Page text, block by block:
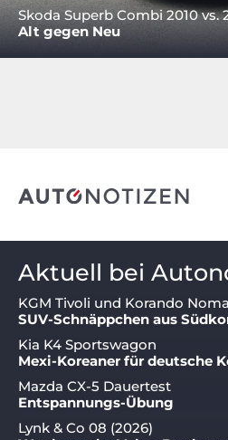
Skoda Superb Combi 2010 vs.
Alt gegen Neu
Aktuell bei
KGM Tivoli und Korando
SUV-Schnäppchen aus
Kia K4 Sportswagon
Mexi-Koreaner für deutsche
Mazda CX-5 Dauertest
Entspannungs-Übung
Lynk & Co 08 (2026)